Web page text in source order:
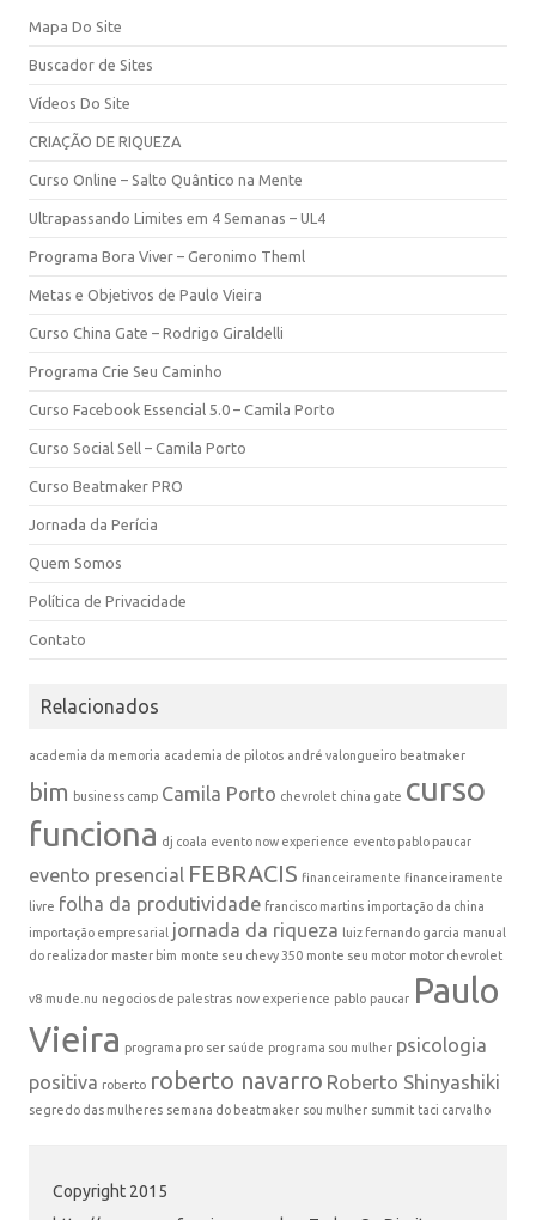
Mapa Do Site
Buscador de Sites
Vídeos Do Site
CRIAÇÃO DE RIQUEZA
Curso Online – Salto Quântico na Mente
Ultrapassando Limites em 4 Semanas – UL4
Programa Bora Viver – Geronimo Theml
Metas e Objetivos de Paulo Vieira
Curso China Gate – Rodrigo Giraldelli
Programa Crie Seu Caminho
Curso Facebook Essencial 5.0 – Camila Porto
Curso Social Sell – Camila Porto
Curso Beatmaker PRO
Jornada da Perícia
Quem Somos
Política de Privacidade
Contato
Relacionados
academia da memoria academia de pilotos andré valongueiro beatmaker
bim business camp Camila Porto chevrolet china gate curso
funciona dj coala evento now experience evento pablo paucar
evento presencial FEBRACIS financeiramente financeiramente
livre folha da produtividade francisco martins importação da china
importação empresarial jornada da riqueza luiz fernando garcia manual
do realizador master bim monte seu chevy 350 monte seu motor motor chevrolet
v8 mude.nu negocios de palestras now experience pablo paucar Paulo
Vieira programa pro ser saúde programa sou mulher psicologia
positiva roberto roberto navarro Roberto Shinyashiki
segredo das mulheres semana do beatmaker sou mulher summit taci carvalho
Copyright 2015